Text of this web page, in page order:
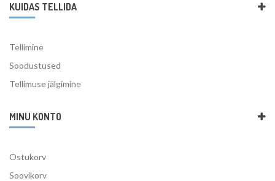
KUIDAS TELLIDA
Tellimine
Soodustused
Tellimuse jälgimine
MINU KONTO
Ostukorv
Soovikorv